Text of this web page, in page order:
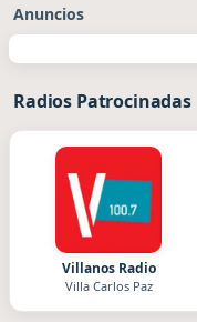
Anuncios
Radios Patrocinadas
Villanos Radio
Villa Carlos Paz